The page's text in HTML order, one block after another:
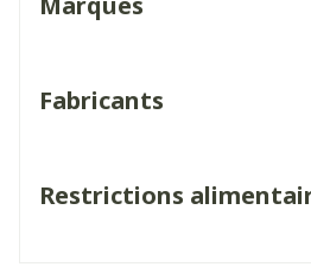
Fabricants
Restrictions